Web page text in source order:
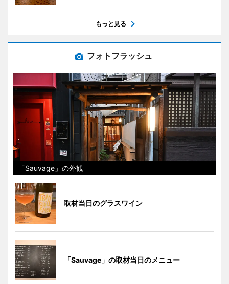
もっと見る
フォトフラッシュ
「Sauvage」の外観
取材当日のグラスワイン
「Sauvage」の取材当日のメニュー